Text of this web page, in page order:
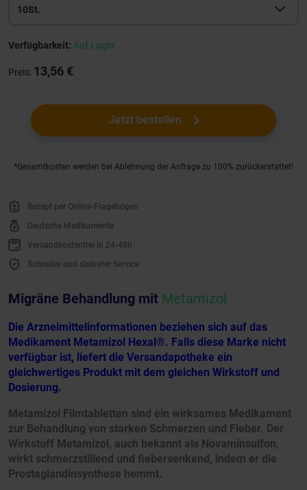
10St.
Verfügbarkeit: Auf Lager
Preis: 13,56 €
Jetzt bestellen
*Gesamtkosten werden bei Ablehnung der Anfrage zu 100% zurückerstattet!
Rezept per Online-Fragebogen
Deutsche Medikamente
Versandkostenfrei in 24-48h
Schneller und diskreter Service
Migräne Behandlung mit Metamizol
Die Arzneimittelinformationen beziehen sich auf das
Medikament Metamizol Hexal®. Falls diese Marke nicht
verfügbar ist, liefert die Versandapotheke ein
gleichwertiges Produkt mit dem gleichen Wirkstoff und
Dosierung.
Metamizol Filmtabletten sind ein wirksames Medikament
zur Behandlung von starken Schmerzen und Fieber. Der
Wirkstoff Metamizol, auch bekannt als Novaminsulfon,
wirkt schmerzstillend und fiebersenkend, indem er die
Prostaglandinsynthese hemmt.